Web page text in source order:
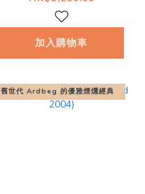
Signatory Vintage
bottled for Kirsch
加入購物車
舊世代 Ardbeg 的優雅煙燻經典